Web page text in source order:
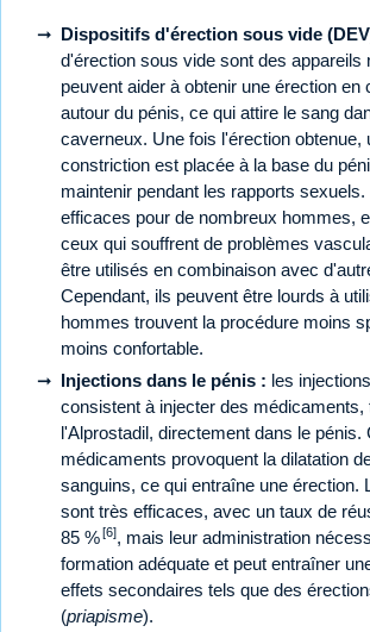
Dispositifs d'érection sous vide
d'érection sous vide sont des appareils
peuvent aider à obtenir une érection en
autour du pénis, ce qui attire le sang
caverneux. Une fois l'érection obtenue,
constriction est placée à la base du
maintenir pendant les rapports
efficaces pour de nombreux hommes,
ceux qui souffrent de problèmes
être utilisés en combinaison avec
Cependant, ils peuvent être lourds à
hommes trouvent la procédure moins
moins confortable.
Injections dans le pénis : les
consistent à injecter des médicaments,
l'Alprostadil, directement dans le pénis.
médicaments provoquent la dilatation
sanguins, ce qui entraîne une érection.
sont très efficaces, avec un taux de
85 %[6], mais leur administration
formation adéquate et peut entraîner
effets secondaires tels que des
(priapisme).